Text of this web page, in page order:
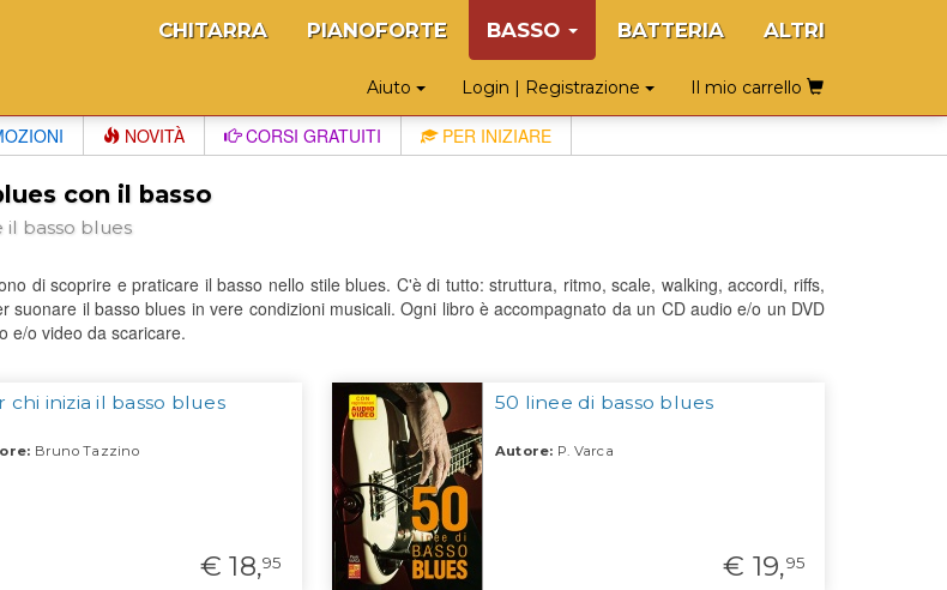
CHITARRA PIANOFORTE BASSO BATTERIA ALTRI
Aiuto Login | Registrazione Il mio carrello
NOVITÀ CORSI GRATUITI PER INIZIARE
con il basso
basso blues
di scoprire e praticare il basso nello stile blues. C'è di tutto: struttura, ritmo, scale, walking, accordi, riffs,
suonare il basso blues in vere condizioni musicali. Ogni libro è accompagnato da un CD audio e/o un DVD
e/o video da scaricare.
chi inizia il basso blues
Bruno Tazzino
€ 18,95
50 linee di basso blues
Autore: P. Varca
€ 19,95